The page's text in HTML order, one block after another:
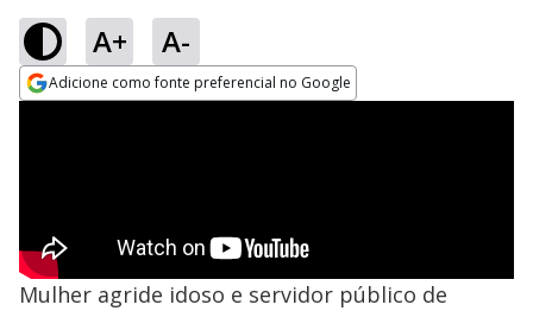
A+ A-
Adicione como fonte preferencial no Google
Mulher agride idoso e servidor público de